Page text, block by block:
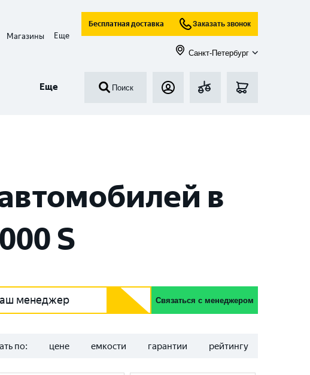
Магазины Еще
Бесплатная доставка Заказать звонок
Санкт-Петербург
Еще Поиск
в
S
менеджер Связаться с менеджером
по: цене емкости гарантии рейтингу